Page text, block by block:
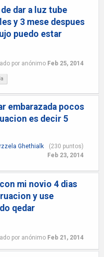
dar a luz tube
y 3 mese despues
puedo estar
por anónimo Feb 25, 2014
embarazada pocos
es decir 5
Ghethialk (230 puntos)
Feb 23, 2014
mi novio 4 dias
y use
qedar
por anónimo Feb 21, 2014